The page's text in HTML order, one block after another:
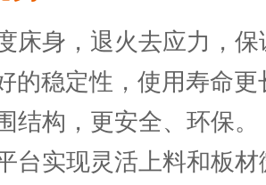
床身，退火去应力，
的稳定性，使用寿命更
结构，更安全、环保。
台实现灵活上料和板